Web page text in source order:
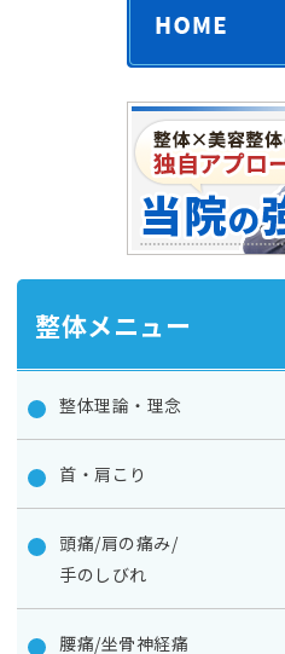
整体メニュー
整体理論・理念
首・肩こり
頭痛/肩の痛み/
手のしびれ
腰痛/坐骨神経痛